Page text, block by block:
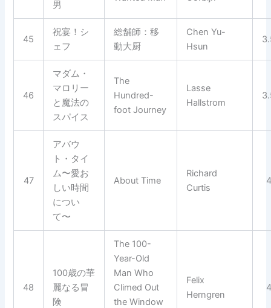
男
45
祝宴！シ
ェフ
総舗師：移
動大厨
Chen Yu-
Hsun
46
マダム・
マロリー
と魔法の
スパイス
The
Hundred-
foot Journey
Lasse
Hallstrom
47
アバウ
ト・タイ
ム〜愛お
しい時間
につい
て〜
About Time
Richard
Curtis
4
48
100歳の華
麗なる冒
険
The 100-
Year-Old
Man Who
Climed Out
the Window
Felix
Herngren
4